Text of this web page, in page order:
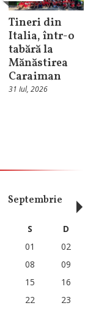
Tineri din
Italia, într-o
tabără la
Mănăstirea
Caraiman
31 Iul, 2026
Septembrie
S
D
01
02
08
09
15
16
22
23